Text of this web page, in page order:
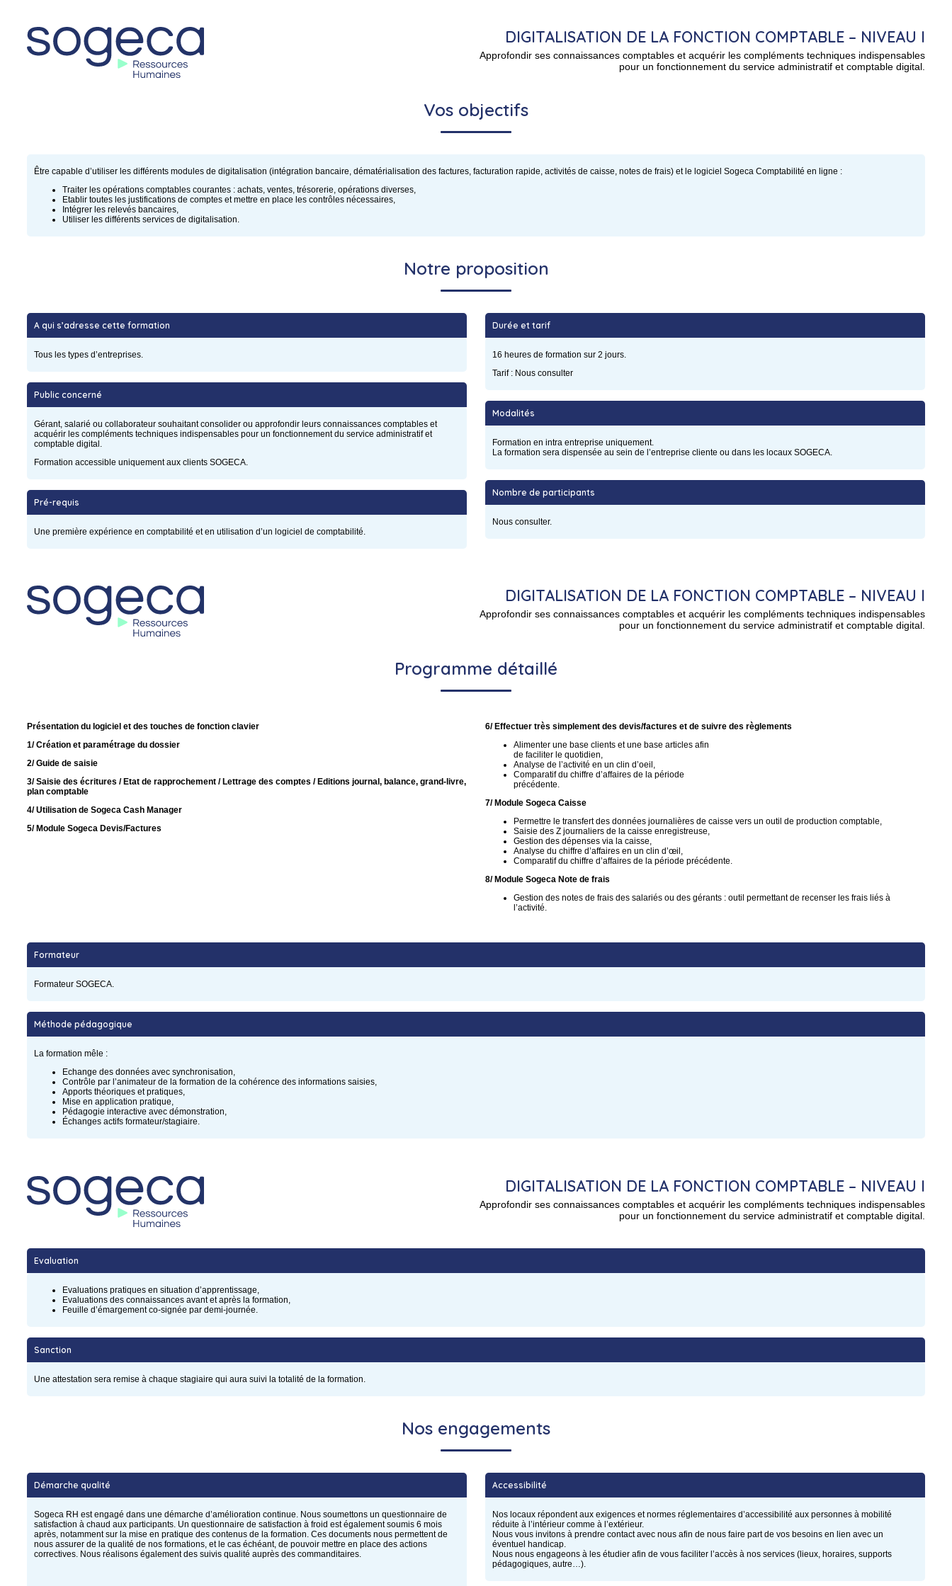
DIGITALISATION DE LA FONCTION COMPTABLE – NIVEAU I
Approfondir ses connaissances comptables et acquérir les compléments techniques indispensables
pour un fonctionnement du service administratif et comptable digital.
Vos objectifs
Être capable d’utiliser les différents modules de digitalisation (intégration bancaire, dématérialisation des factures, facturation rapide, activités de caisse, notes de frais) et le logiciel Sogeca Comptabilité en ligne :
Traiter les opérations comptables courantes : achats, ventes, trésorerie, opérations diverses,
Etablir toutes les justifications de comptes et mettre en place les contrôles nécessaires,
Intégrer les relevés bancaires,
Utiliser les différents services de digitalisation.
Notre proposition
A qui s’adresse cette formation
Tous les types d’entreprises.
Public concerné
Gérant, salarié ou collaborateur souhaitant consolider ou approfondir leurs connaissances comptables et
acquérir les compléments techniques indispensables pour un fonctionnement du service administratif et
comptable digital.
Formation accessible uniquement aux clients SOGECA.
Pré-requis
Une première expérience en comptabilité et en utilisation d’un logiciel de comptabilité.
Durée et tarif
16 heures de formation sur 2 jours.
Tarif : Nous consulter
Modalités
Formation en intra entreprise uniquement.
La formation sera dispensée au sein de l’entreprise cliente ou dans les locaux SOGECA.
Nombre de participants
Nous consulter.
DIGITALISATION DE LA FONCTION COMPTABLE – NIVEAU I
Approfondir ses connaissances comptables et acquérir les compléments techniques indispensables
pour un fonctionnement du service administratif et comptable digital.
Programme détaillé
Présentation du logiciel et des touches de fonction clavier
1/ Création et paramétrage du dossier
2/ Guide de saisie
3/ Saisie des écritures / Etat de rapprochement / Lettrage des comptes / Editions journal, balance, grand-livre,
plan comptable
4/ Utilisation de Sogeca Cash Manager
5/ Module Sogeca Devis/Factures
6/ Effectuer très simplement des devis/factures et de suivre des règlements
Alimenter une base clients et une base articles afin
de faciliter le quotidien,
Analyse de l’activité en un clin d’oeil,
Comparatif du chiffre d’affaires de la période
précédente.
7/ Module Sogeca Caisse
Permettre le transfert des données journalières de caisse vers un outil de production comptable,
Saisie des Z journaliers de la caisse enregistreuse,
Gestion des dépenses via la caisse,
Analyse du chiffre d’affaires en un clin d’œil,
Comparatif du chiffre d’affaires de la période précédente.
8/ Module Sogeca Note de frais
Gestion des notes de frais des salariés ou des gérants : outil permettant de recenser les frais liés à
l’activité.
Formateur
Formateur SOGECA.
Méthode pédagogique
La formation mêle :
Echange des données avec synchronisation,
Contrôle par l’animateur de la formation de la cohérence des informations saisies,
Apports théoriques et pratiques,
Mise en application pratique,
Pédagogie interactive avec démonstration,
Échanges actifs formateur/stagiaire.
DIGITALISATION DE LA FONCTION COMPTABLE – NIVEAU I
Approfondir ses connaissances comptables et acquérir les compléments techniques indispensables
pour un fonctionnement du service administratif et comptable digital.
Evaluation
Evaluations pratiques en situation d’apprentissage,
Evaluations des connaissances avant et après la formation,
Feuille d’émargement co-signée par demi-journée.
Sanction
Une attestation sera remise à chaque stagiaire qui aura suivi la totalité de la formation.
Nos engagements
Démarche qualité
Sogeca RH est engagé dans une démarche d’amélioration continue. Nous soumettons un questionnaire de
satisfaction à chaud aux participants. Un questionnaire de satisfaction à froid est également soumis 6 mois
après, notamment sur la mise en pratique des contenus de la formation. Ces documents nous permettent de
nous assurer de la qualité de nos formations, et le cas échéant, de pouvoir mettre en place des actions
correctives. Nous réalisons également des suivis qualité auprès des commanditaires.
Accessibilité
Nos locaux répondent aux exigences et normes réglementaires d’accessibilité aux personnes à mobilité
réduite à l’intérieur comme à l’extérieur.
Nous vous invitons à prendre contact avec nous afin de nous faire part de vos besoins en lien avec un
éventuel handicap.
Nous nous engageons à les étudier afin de vous faciliter l’accès à nos services (lieux, horaires, supports
pédagogiques, autre…).